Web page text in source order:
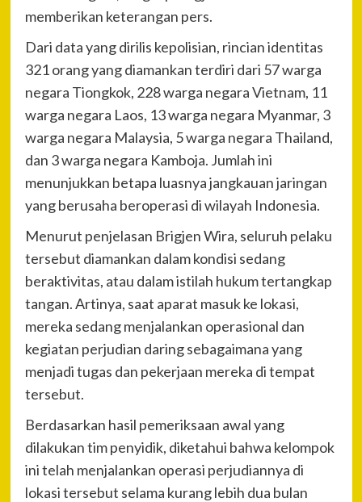
memberikan keterangan pers.
Dari data yang dirilis kepolisian, rincian identitas
321 orang yang diamankan terdiri dari 57 warga
negara Tiongkok, 228 warga negara Vietnam, 11
warga negara Laos, 13 warga negara Myanmar, 3
warga negara Malaysia, 5 warga negara Thailand,
dan 3 warga negara Kamboja. Jumlah ini
menunjukkan betapa luasnya jangkauan jaringan
yang berusaha beroperasi di wilayah Indonesia.
Menurut penjelasan Brigjen Wira, seluruh pelaku
tersebut diamankan dalam kondisi sedang
beraktivitas, atau dalam istilah hukum tertangkap
tangan. Artinya, saat aparat masuk ke lokasi,
mereka sedang menjalankan operasional dan
kegiatan perjudian daring sebagaimana yang
menjadi tugas dan pekerjaan mereka di tempat
tersebut.
Berdasarkan hasil pemeriksaan awal yang
dilakukan tim penyidik, diketahui bahwa kelompok
ini telah menjalankan operasi perjudiannya di
lokasi tersebut selama kurang lebih dua bulan